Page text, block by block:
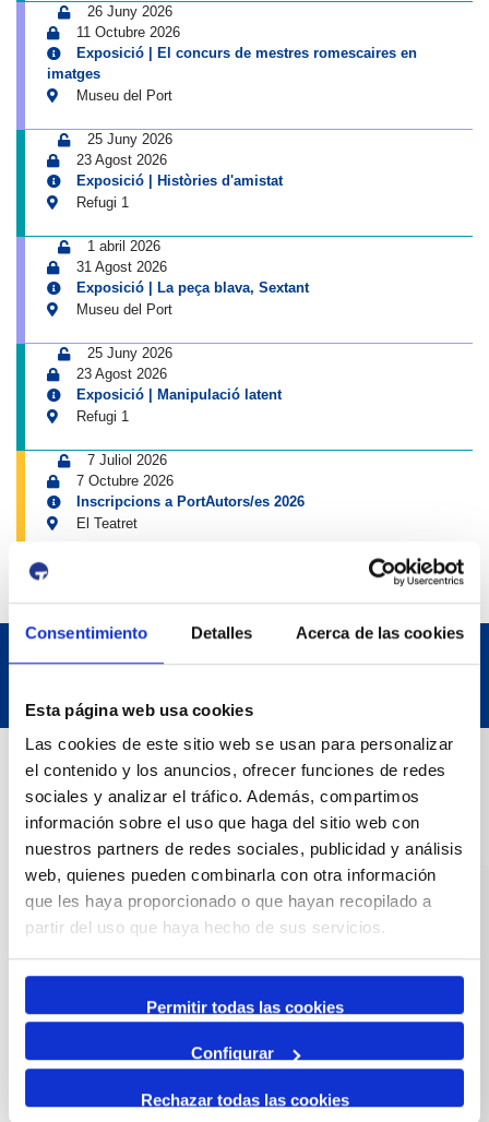
Consentimiento Detalles Acerca de las cookies
Esta página web usa cookies
Las cookies de este sitio web se usan para personalizar
el contenido y los anuncios, ofrecer funciones de redes
sociales y analizar el tráfico. Además, compartimos
información sobre el uso que haga del sitio web con
nuestros partners de redes sociales, publicidad y análisis
web, quienes pueden combinarla con otra información
que les haya proporcionado o que hayan recopilado a
partir del uso que haya hecho de sus servicios.
Permitir todas las cookies
Configurar
Rechazar todas las cookies
26 Juny 2026
11 Octubre 2026
Exposició | El concurs de mestres romescaires en
imatges
Museu del Port
25 Juny 2026
23 Agost 2026
Exposició | Històries d'amistat
Refugi 1
1 abril 2026
31 Agost 2026
Exposició | La peça blava, Sextant
Museu del Port
25 Juny 2026
23 Agost 2026
Exposició | Manipulació latent
Refugi 1
7 Juliol 2026
7 Octubre 2026
Inscripcions a PortAutors/es 2026
El Teatret
Dades de Contacte
Adreça
Passeig de l'Escullera s/n, 43004 Tarragona
Telèfon de contacte
Emergències
Servei d'atenció al client